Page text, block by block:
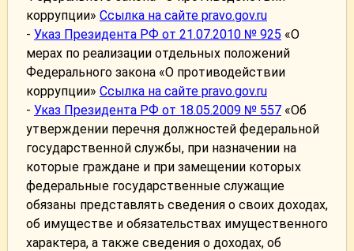
коррупции» Ссылка на сайте pravo.gov.ru
- Указ Президента РФ от 21.07.2010 № 925 «О
мерах по реализации отдельных положений
Федерального закона «О противодействии
коррупции» Ссылка на сайте pravo.gov.ru
- Указ Президента РФ от 18.05.2009 № 557 «Об
утверждении перечня должностей федеральной
государственной службы, при назначении на
которые граждане и при замещении которых
федеральные государственные служащие
обязаны представлять сведения о своих доходах,
об имуществе и обязательствах имущественного
характера, а также сведения о доходах, об